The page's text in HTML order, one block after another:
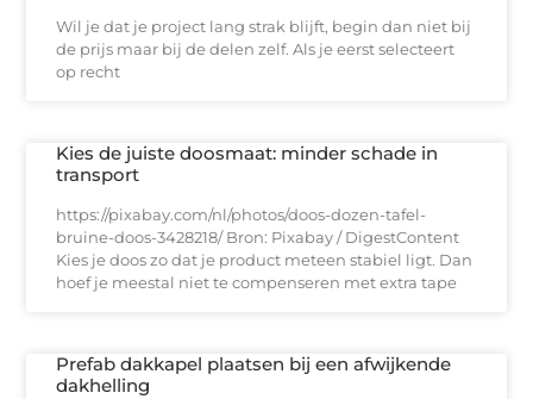
Wil je dat je project lang strak blijft, begin dan niet bij
de prijs maar bij de delen zelf. Als je eerst selecteert
op recht
Kies de juiste doosmaat: minder schade in
transport
https://pixabay.com/nl/photos/doos-dozen-tafel-
bruine-doos-3428218/ Bron: Pixabay / DigestContent
Kies je doos zo dat je product meteen stabiel ligt. Dan
hoef je meestal niet te compenseren met extra tape
Prefab dakkapel plaatsen bij een afwijkende
dakhelling